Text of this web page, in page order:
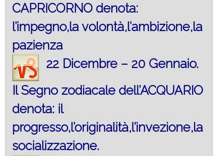
CAPRICORNO denota:
l’impegno,la volontà,l’ambizione,la
pazienza
22 Dicembre – 20 Gennaio.
Il Segno zodiacale dell’ACQUARIO
denota: il
progresso,l’originalità,l’invezione,la
socializzazione.